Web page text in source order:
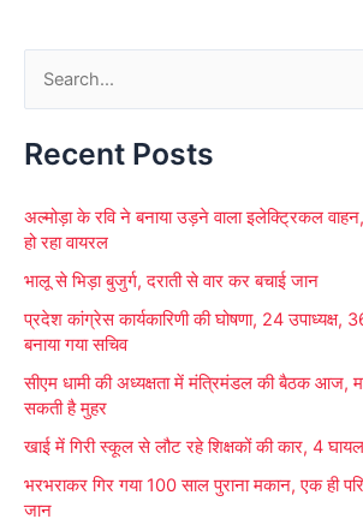
a
c
o
:
Recent Posts
अल्मोड़ा के रवि ने बनाया उड़ने वाला इलेक्ट्रिकल वाहन,
हो रहा वायरल
भालू से भिड़ा बुजुर्ग, दराती से वार कर बचाई जान
प्रदेश कांग्रेस कार्यकारिणी की घोषणा, 24
बनाया गया सचिव
सीएम धामी की अध्यक्षता में मंत्रिमंडल की बैठक आज,
सकती है मुहर
खाई में गिरी स्कूल से लौट रहे शिक्षकों की कार, 4 घायल
भरभराकर गिर गया 100 साल पुराना मकान, एक ही
जान